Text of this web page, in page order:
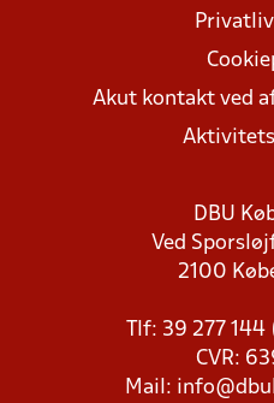
Akut kontakt ved
DBU
Ved
2100
Tlf: 39 277
CVR:
Mail: